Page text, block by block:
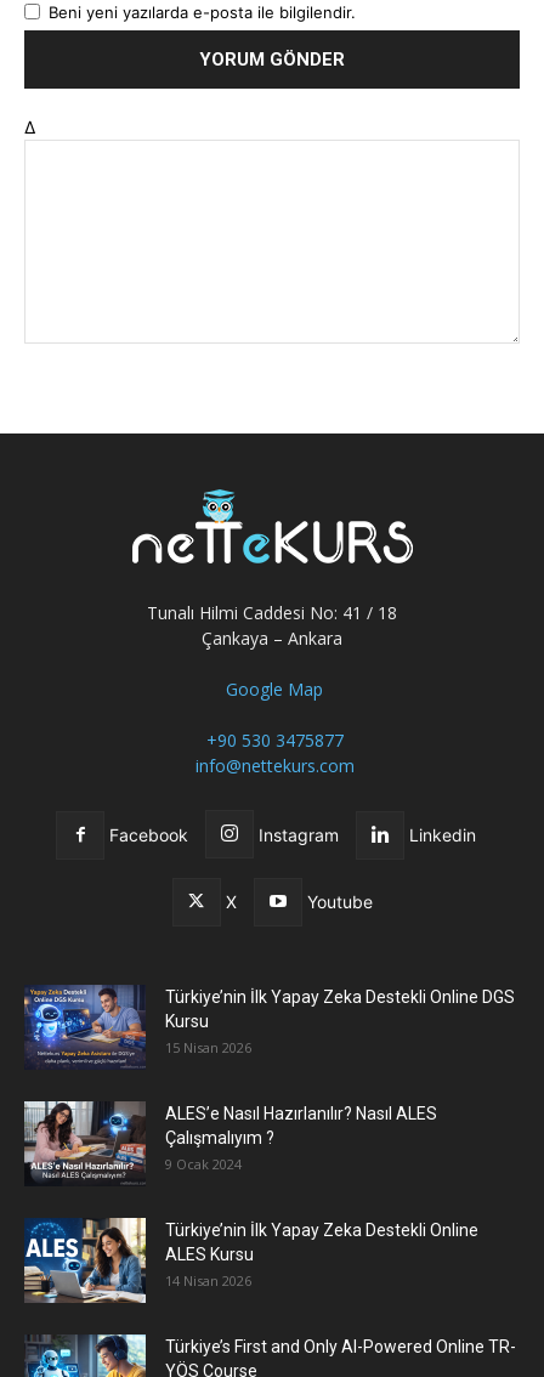
Beni yeni yazılarda e-posta ile bilgilendir.
Δ
Tunalı Hilmi Caddesi No: 41 / 18
Çankaya – Ankara
Google Map
+90 530 3475877
info@nettekurs.com
Facebook Instagram Linkedin
X Youtube
Türkiye’nin İlk Yapay Zeka Destekli Online DGS
Kursu
15 Nisan 2026
ALES’e Nasıl Hazırlanılır? Nasıl ALES
Çalışmalıyım ?
9 Ocak 2024
Türkiye’nin İlk Yapay Zeka Destekli Online
ALES Kursu
14 Nisan 2026
Türkiye’s First and Only AI-Powered Online TR-
YÖS Course